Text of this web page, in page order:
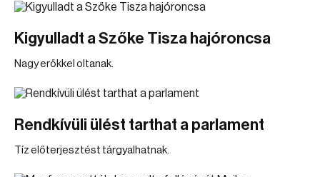
Kigyulladt a Szőke Tisza hajóroncsa
Nagy erőkkel oltanak.
Rendkívüli ülést tarthat a parlament
Tíz előterjesztést tárgyalhatnak.